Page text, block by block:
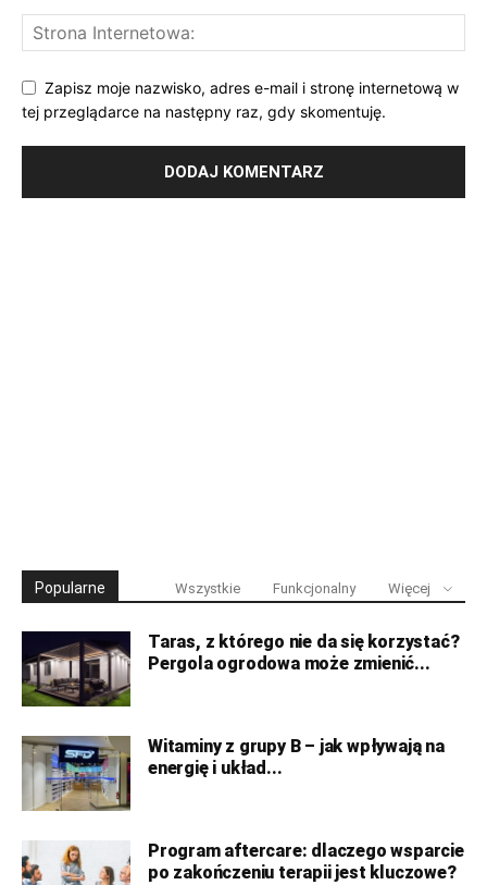
Zapisz moje nazwisko, adres e-mail i stronę internetową w
tej przeglądarce na następny raz, gdy skomentuję.
Popularne Wszystkie Funkcjonalny Więcej
Taras, z którego nie da się korzystać?
Pergola ogrodowa może zmienić...
Witaminy z grupy B – jak wpływają na
energię i układ...
Program aftercare: dlaczego wsparcie
po zakończeniu terapii jest kluczowe?